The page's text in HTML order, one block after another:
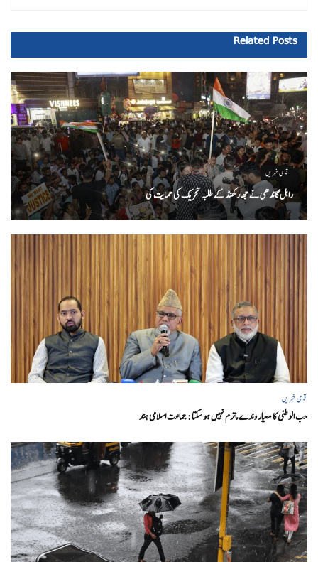
Related Posts
قومی خبریں
راہل گاندھی نے جھارکھنڈ کے طلبہ تحریک کی حمایت کی
قومی خبریں
حب الوطنی کا معیار وندے ماترم نہیں ہو سکتا : جماعت اسلامی ہند